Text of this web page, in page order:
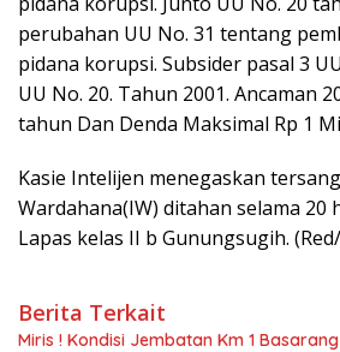
perubahan UU No. 31 tentang
pidana korupsi. Subsider pasal 3
UU No. 20. Tahun 2001. Ancaman
tahun Dan Denda Maksimal Rp 1
Kasie Intelijen menegaskan
Wardahana(IW) ditahan selama 20
Lapas kelas II b Gunungsugih.
Berita Terkait
Miris ! Kondisi Jembatan Km 1